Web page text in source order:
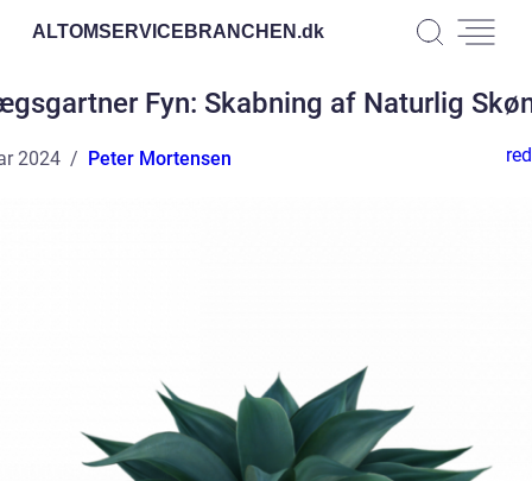
ALTOMSERVICEBRANCHEN.dk
Fyn: Skabning af Naturlig
2024 Peter Mortensen